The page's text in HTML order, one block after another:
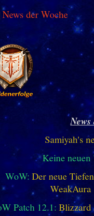
News der Woche
Samiyah's
Keine
WoW: Der neue
WeakAura
Patch 12.1: Blizzard